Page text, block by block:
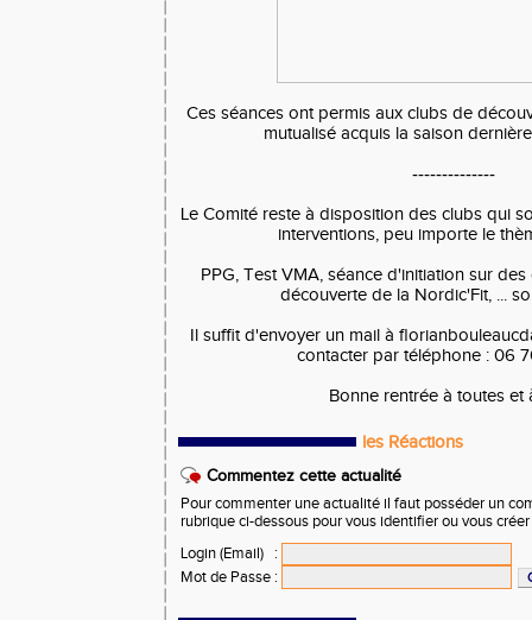
Ces séances ont permis aux clubs de
mutualisé acquis la saison
--------------
Le Comité reste à disposition des clubs qui
interventions, peu importe le
PPG, Test VMA, séance d'initiation sur
découverte de la Nordic'Fit, ...
Il suffit d'envoyer un mail à
contacter par téléphone : 06
Bonne rentrée à toutes et
les Réactions
Commentez cette actualité
Pour commenter une actualité il faut posséder un
rubrique ci-dessous pour vous identifier ou vous
Login (Email)
:
Mot de Passe :